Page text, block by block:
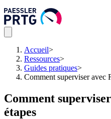
Accueil>
Ressources>
Guides pratiques>
Comment superviser avec
Comment
étapes